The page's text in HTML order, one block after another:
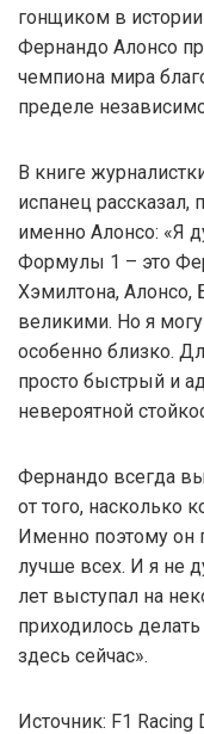
гонщиком в
Фернандо Алонсо
чемпиона мира
пределе
В книге
испанец
именно Алонсо: «Я
Формулы 1 – это
Хэмилтона, Алонсо,
великими. Но я могу
особенно близко.
просто быстрый и
невероятной
Фернандо всегда
от того, насколько
Именно поэтому он
лучше всех. И я не
лет выступал на
приходилось
здесь сейчас».
Источник: F1 Racing